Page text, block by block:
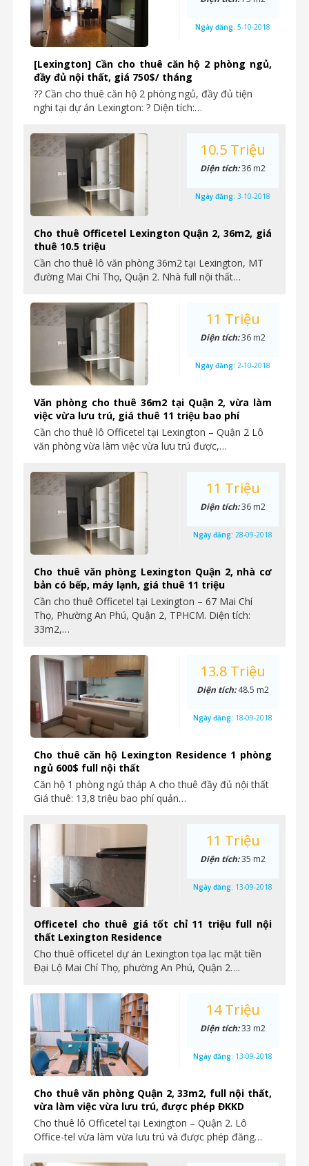
[Lexington] Cần cho thuê căn hộ 2 phòng ngủ,
đầy đủ nội thất, giá 750$/ tháng
?? Cần cho thuê căn hộ 2 phòng ngủ, đầy đủ tiện
nghi tại dự án Lexington: ? Diện tích:…
Ngày đăng: 5-10-2018
Cho thuê Officetel Lexington Quận 2, 36m2, giá
thuê 10.5 triệu
Cần cho thuê lô văn phòng 36m2 tại Lexington, MT
đường Mai Chí Thọ, Quận 2. Nhà full nội thất…
10.5 Triệu
Diện tích:36 m2
Ngày đăng: 3-10-2018
Văn phòng cho thuê 36m2 tại Quận 2, vừa làm
việc vừa lưu trú, giá thuê 11 triệu bao phí
Cần cho thuê lô Officetel tại Lexington – Quận 2 Lô
văn phòng vừa làm việc vừa lưu trú được,…
11 Triệu
Diện tích:36 m2
Ngày đăng: 2-10-2018
Cho thuê văn phòng Lexington Quận 2, nhà cơ
bản có bếp, máy lạnh, giá thuê 11 triệu
Cần cho thuê Officetel tại Lexington – 67 Mai Chí
Thọ, Phường An Phú, Quận 2, TPHCM. Diện tích:
33m2,…
11 Triệu
Diện tích:36 m2
Ngày đăng: 28-09-2018
Cho thuê căn hộ Lexington Residence 1 phòng
ngủ 600$ full nội thất
Căn hộ 1 phòng ngủ tháp A cho thuê đầy đủ nội thất
Giá thuê: 13,8 triệu bao phí quản…
13.8 Triệu
Diện tích:48.5 m2
Ngày đăng: 18-09-2018
Officetel cho thuê giá tốt chỉ 11 triệu full nội
thất Lexington Residence
Cho thuê officetel dự án Lexington tọa lạc mặt tiền
Đại Lộ Mai Chí Thọ, phường An Phú, Quận 2….
11 Triệu
Diện tích:35 m2
Ngày đăng: 13-09-2018
Cho thuê văn phòng Quận 2, 33m2, full nội thất,
vừa làm việc vừa lưu trú, được phép ĐKKD
Cho thuê lô Officetel tại Lexington – Quận 2. Lô
Office-tel vừa làm vừa lưu trú và được phép đăng…
14 Triệu
Diện tích:33 m2
Ngày đăng: 13-09-2018